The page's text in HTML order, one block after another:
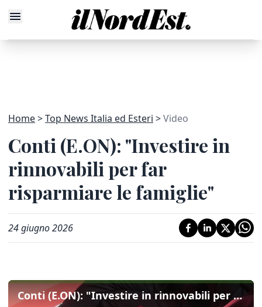
Home Top News Italia ed Esteri Video
Conti (E.ON): "Investire in
rinnovabili per far
risparmiare le famiglie"
24 giugno 2026
Conti (E.ON): "Investire in rinnovabili per far risparmiare le famiglie"